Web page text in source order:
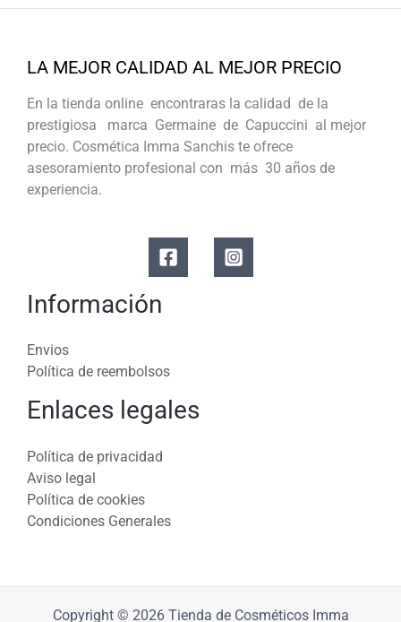
LA MEJOR CALIDAD AL MEJOR PRECIO
En la tienda online encontraras la calidad de la
prestigiosa marca Germaine de Capuccini al mejor
precio. Cosmética Imma Sanchis te ofrece
asesoramiento profesional con más 30 años de
experiencia.
Información
Envios
Política de reembolsos
Enlaces legales
Política de privacidad
Aviso legal
Política de cookies
Condiciones Generales
Copyright © 2026 Tienda de Cosméticos Imma